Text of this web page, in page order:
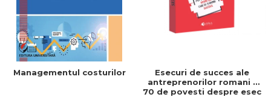
Managementul costurilor
Esecuri de succes ale
antreprenorilor romani -
70 de povesti despre esec